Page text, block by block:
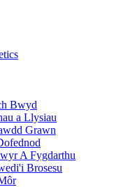
Bwyd
a Llysiau
Grawn
A Fygdarthu
Brosesu